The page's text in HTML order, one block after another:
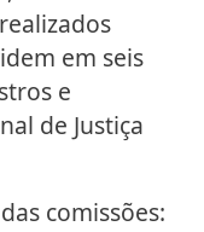
em seis
e
de Justiça
comissões: